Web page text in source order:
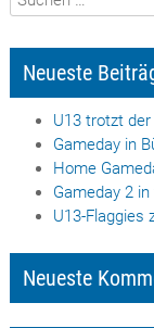
nach:
Neueste
U13 trotzt
Gameday in
Home
Gameday 2
U13-Flaggies
Neueste